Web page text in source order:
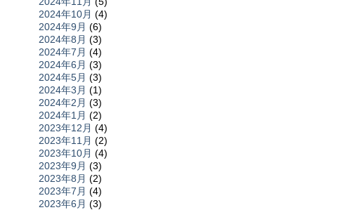
2024年10月 (4)
2024年9月 (6)
2024年8月 (3)
2024年7月 (4)
2024年6月 (3)
2024年5月 (3)
2024年3月 (1)
2024年2月 (3)
2024年1月 (2)
2023年12月 (4)
2023年11月 (2)
2023年10月 (4)
2023年9月 (3)
2023年8月 (2)
2023年7月 (4)
2023年6月 (3)